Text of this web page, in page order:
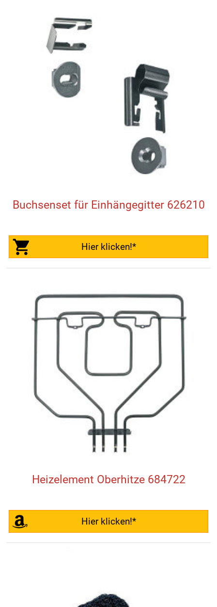
Buchsenset für Einhängegitter 626210
Hier klicken!*
Heizelement Oberhitze 684722
Hier klicken!*